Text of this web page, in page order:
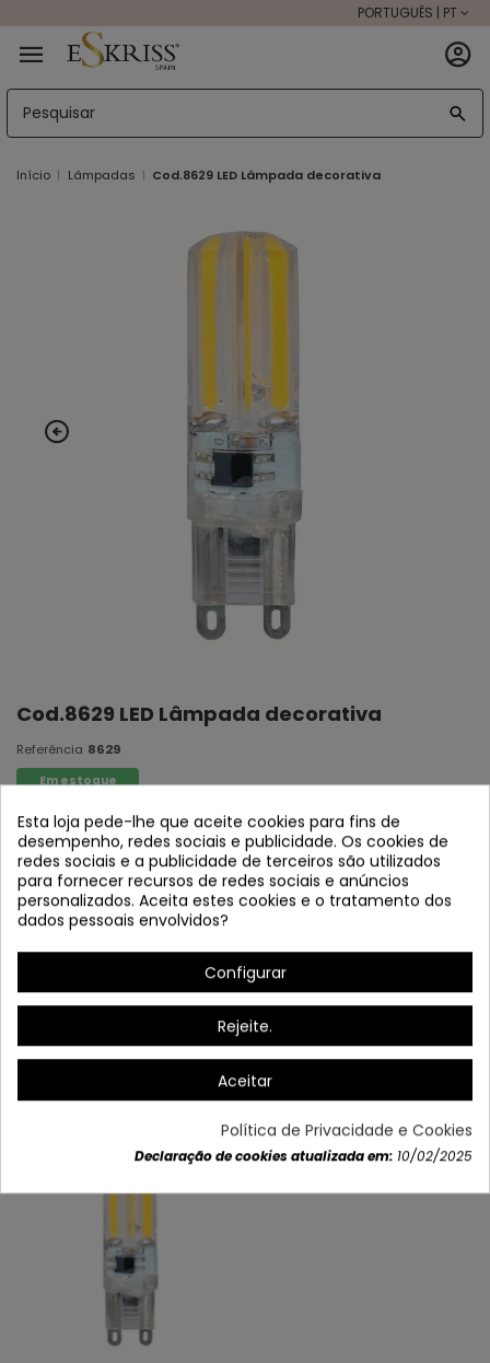
PORTUGUÊS | PT
Início Lâmpadas Cod.8629 LED Lâmpada decorativa
Cod.8629 LED Lâmpada decorativa
Referência 8629
Em estoque
Lâmpada LED decorativa
Dados do produto
Também poderá gostar
Esta loja pede-lhe que aceite cookies para fins de
desempenho, redes sociais e publicidade. Os cookies de
redes sociais e a publicidade de terceiros são utilizados
para fornecer recursos de redes sociais e anúncios
personalizados. Aceita estes cookies e o tratamento dos
dados pessoais envolvidos?
Configurar
Rejeite.
Aceitar
Política de Privacidade e Cookies
Declaração de cookies atualizada em: 10/02/2025